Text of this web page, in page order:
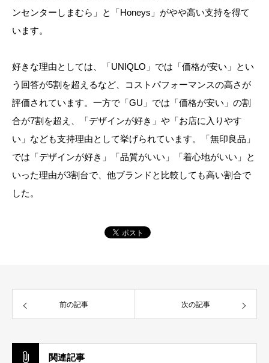
ンセンターしまむら」と「Honeys」がやや高い支持を得て
います。
好きな理由としては、「UNIQLO」では「価格が安い」とい
う回答が5割を超えるなど、コストパフォーマンスの高さが
評価されています。一方で「GU」では「価格が安い」の割
合が7割を超え、「デザインが好き」や「お店に入りやす
い」なども支持理由として挙げられています。「無印良品」
では「デザインが好き」「品質がいい」「着心地がいい」と
いった理由が3割台で、他ブランドと比較しても高い割合で
した。
前の記事 次の記事
関連記事